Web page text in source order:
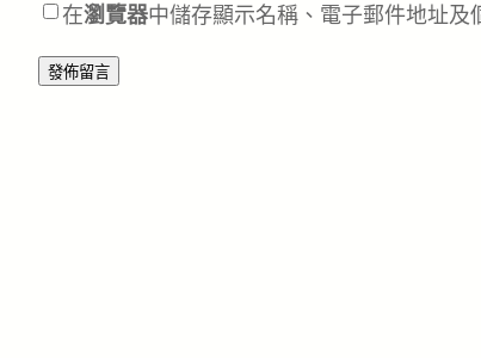
在瀏覽器中儲存顯示名稱、電子郵件地址及